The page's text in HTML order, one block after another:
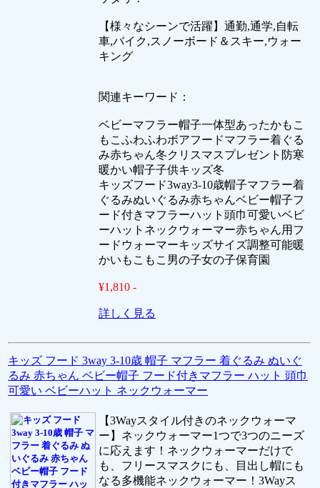
【様々なシーンで活躍】通勤,通学,自転
車,バイク,スノーボード＆スキー,ウォー
キング
関連キーワード：
ベビーマフラー帽子一体型あったかもこ
もこふわふわボアフードマフラー着ぐる
み赤ちゃん冬クリスマスプレゼント防寒
暖かい帽子子供キッズ冬
キッズフード3way3-10歳帽子マフラー着
ぐるみぬいぐるみ赤ちゃんベビー帽子フ
ード付きマフラーハット頭巾可愛いベビ
ーハットネックウォーマー赤ちゃん用フ
ードウォーマーキッズサイズ調整可能暖
かいもこもこ男の子女の子保育園
¥1,810 -
詳しく見る
キッズ フード 3way 3-10歳 帽子 マフラー 着ぐるみ ぬいぐ
るみ 赤ちゃん ベビー帽子 フード付きマフラー ハット 頭巾
可愛い ベビーハット ネックウォーマー
【3Wayスタイル付きのネックウォーマ
ー】ネックウォーマー1つで3つのニーズ
に応えます！ネックウォーマーだけで
も、フリースマスクにも、目出し帽にも
なる多機能ネックウォーマー！3Wayス